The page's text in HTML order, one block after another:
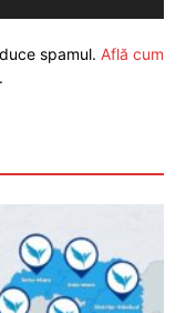
spamul. Află cum
.